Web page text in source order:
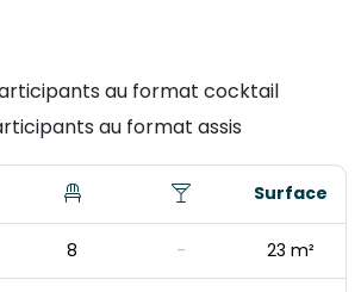
au format cocktail
au format assis
Surface
8 - 23 m²